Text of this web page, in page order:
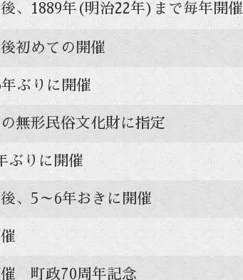
、1889年(明治22年)まで毎年開催
初めての開催
ぶりに開催
無形民俗文化財に指定
ぶりに開催
、5～6年おきに開催
町政70周年記念